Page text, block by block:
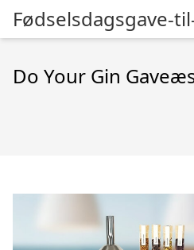
Fødselsdagsgave-
Do Your Gin